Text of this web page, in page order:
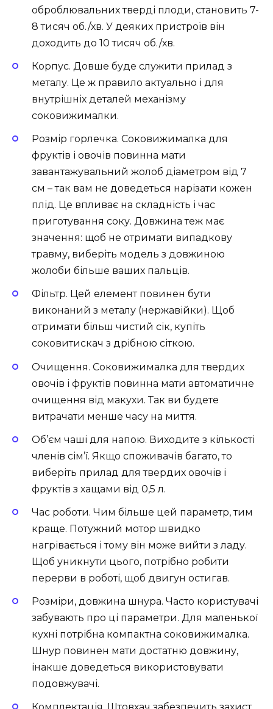
оброблювальних тверді плоди, становить 7-
8 тисяч об./хв. У деяких пристроїв він
доходить до 10 тисяч об./хв.
Корпус. Довше буде служити прилад з
металу. Це ж правило актуально і для
внутрішніх деталей механізму
соковижималки.
Розмір горлечка. Соковижималка для
фруктів і овочів повинна мати
завантажувальний жолоб діаметром від 7
см – так вам не доведеться нарізати кожен
плід. Це впливає на складність і час
приготування соку. Довжина теж має
значення: щоб не отримати випадкову
травму, виберіть модель з довжиною
жолоби більше ваших пальців.
Фільтр. Цей елемент повинен бути
виконаний з металу (нержавійки). Щоб
отримати більш чистий сік, купіть
соковитискач з дрібною сіткою.
Очищення. Соковижималка для твердих
овочів і фруктів повинна мати автоматичне
очищення від макухи. Так ви будете
витрачати менше часу на миття.
Об’єм чаші для напою. Виходите з кількості
членів сім’ї. Якщо споживачів багато, то
виберіть прилад для твердих овочів і
фруктів з хащами від 0,5 л.
Час роботи. Чим більше цей параметр, тим
краще. Потужний мотор швидко
нагрівається і тому він може вийти з ладу.
Щоб уникнути цього, потрібно робити
перерви в роботі, щоб двигун остигав.
Розміри, довжина шнура. Часто користувачі
забувають про ці параметри. Для маленької
кухні потрібна компактна соковижималка.
Шнур повинен мати достатню довжину,
інакше доведеться використовувати
подовжувачі.